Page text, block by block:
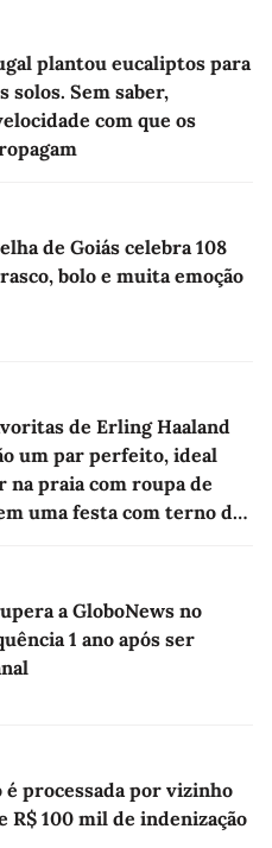
plantou eucaliptos para
solos. Sem saber,
com que os
de Goiás celebra 108
bolo e muita emoção
de Erling Haaland
um par perfeito, ideal
na praia com roupa de
uma festa com terno de
a GloboNews no
1 ano após ser
é processada por vizinho
R$ 100 mil de indenização